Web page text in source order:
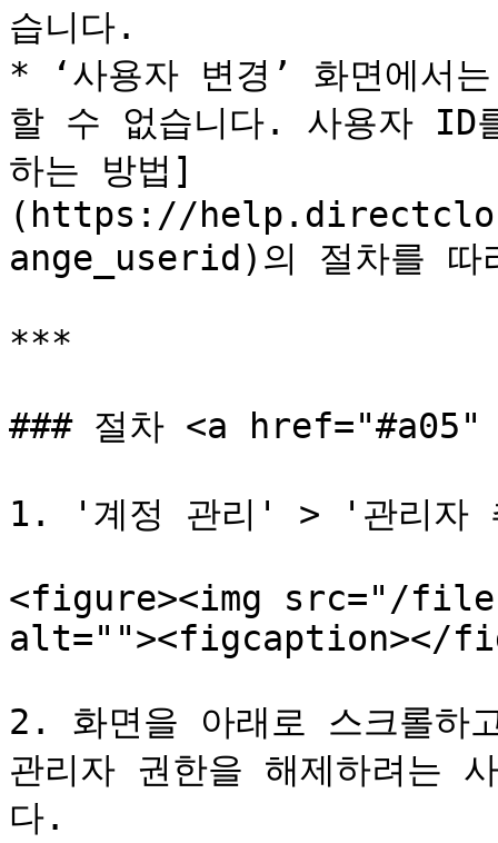
습니다.
* ‘사용자 변경’ 화면에서
할 수 없습니다. 사용자 ID
하는 방법]
(https://
ange_userid)의 절차를 따
***
### 절차 <a
1. '계정 관리' > '관리자
<figure><img src="/
alt=""><figcaption></
2. 화면을 아래로 스크롤하
관리자 권한을 해제하려는
다.